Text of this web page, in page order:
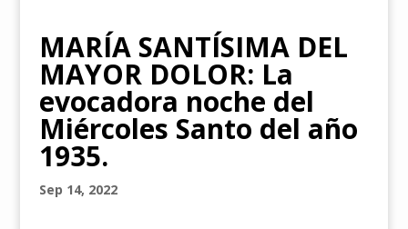
MARÍA SANTÍSIMA DEL
MAYOR DOLOR: La
evocadora noche del
Miércoles Santo del año
1935.
Sep 14, 2022